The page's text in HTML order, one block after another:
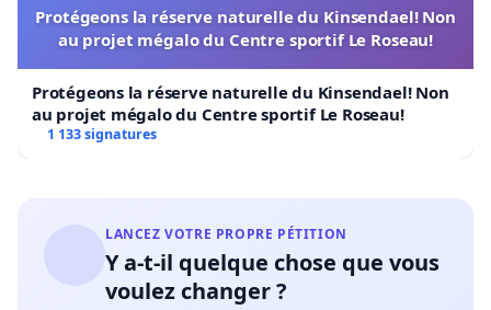
Protégeons la réserve naturelle du Kinsendael! Non
au projet mégalo du Centre sportif Le Roseau!
Protégeons la réserve naturelle du Kinsendael! Non
au projet mégalo du Centre sportif Le Roseau!
1 133 signatures
LANCEZ VOTRE PROPRE PÉTITION
Y a-t-il quelque chose que vous
voulez changer ?